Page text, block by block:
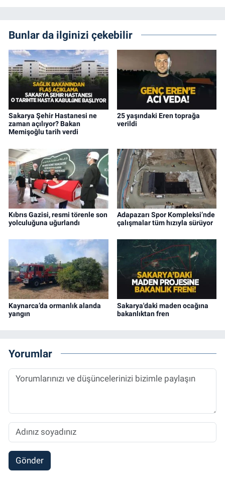
Bunlar da ilginizi çekebilir
Sakarya Şehir Hastanesi ne
zaman açılıyor? Bakan
Memişoğlu tarih verdi
25 yaşındaki Eren toprağa
verildi
Kıbrıs Gazisi, resmi törenle son
yolculuğuna uğurlandı
Adapazarı Spor Kompleksi’nde
çalışmalar tüm hızıyla sürüyor
Kaynarca’da ormanlık alanda
yangın
Sakarya'daki maden ocağına
bakanlıktan fren
Yorumlar
Gönder